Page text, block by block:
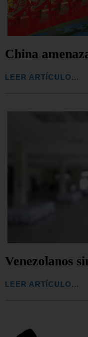
China
LEER ARTÍCULO...
Venezolanos
LEER ARTÍCULO...